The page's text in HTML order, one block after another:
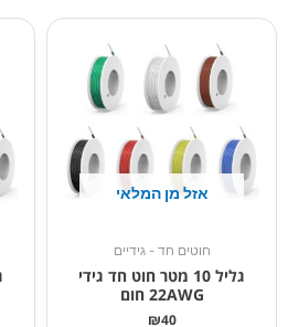
אזל מן המלאי
חוטים חד - גידיים
גליל 10 מטר חוט חד גידי
22AWG חום
₪40